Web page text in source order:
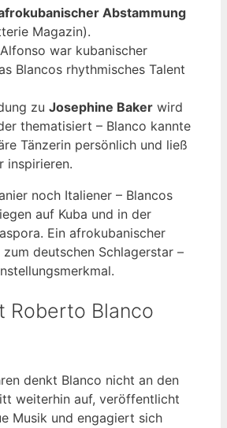
Abstammung
Magazin).
war kubanischer
Blancos rhythmisches Talent
zu Josephine Baker wird
thematisiert – Blanco kannte
Tänzerin persönlich und ließ
inspirieren.
noch Italiener – Blancos
auf Kuba und in der
Ein afrokubanischer
deutschen Schlagerstar –
Roberto Blanco
denkt Blanco nicht an den
weiterhin auf, veröffentlicht
Musik und engagiert sich